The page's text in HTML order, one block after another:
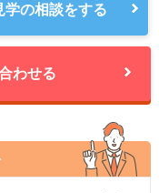
学の相談をする
わせる